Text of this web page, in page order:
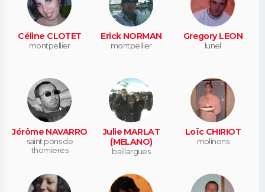
Céline CLOTET
montpellier
Erick NORMAN
montpellier
Gregory LEON
lunel
Jérôme NAVARRO
saint pons de
thomieres
Julie MARLAT
(MELANO)
baillargues
Loïc CHIRIOT
molinons